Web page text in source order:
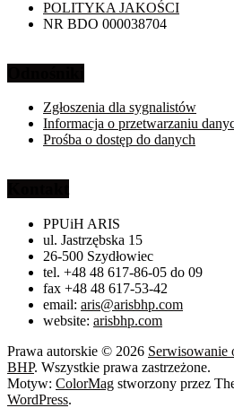
POLITYKA JAKOŚCI
NR BDO 000038704
Zgłoszenia dla sygnalistów
Informacja o przetwarzaniu
Prośba o dostęp do danych
PPUiH ARIS
ul. Jastrzębska 15
26-500 Szydłowiec
tel. +48 48 617-86-05 do 09
fax +48 48 617-53-42
email: aris@arisbhp.com
website: arisbhp.com
Prawa autorskie © 2026 Serwisowanie
BHP. Wszystkie prawa zastrzeżone.
Motyw: ColorMag stworzony przez
WordPress.